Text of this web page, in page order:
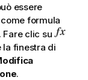
essere
formula
Fare clic su
la finestra di
.